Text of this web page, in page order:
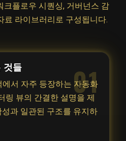
크플로우 시퀀싱, 거버넌스 감
료 라이브러리로 구성됩니다.
01
것들
서 자주 등장하는 자동화
링 뷰의 간결한 설명을 제
과 일관된 구조를 유지하